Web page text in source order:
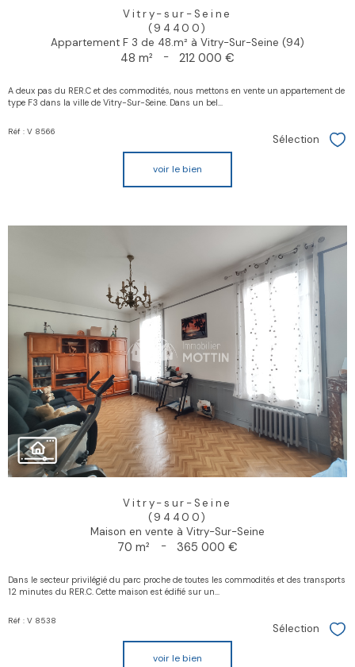
Vitry-sur-Seine
(94400)
Appartement F 3 de 48.m² à Vitry-Sur-Seine (94)
48 m² - 212 000 €
A deux pas du RER.C et des commodités, nous mettons en vente un appartement de
type F3 dans la ville de Vitry-Sur-Seine. Dans un bel...
Réf : V 8566
Sélection
voir le bien
Vitry-sur-Seine
(94400)
Maison en vente à Vitry-Sur-Seine
70 m² - 365 000 €
Dans le secteur privilégié du parc proche de toutes les commodités et des transports
12 minutes du RER.C. Cette maison est édifié sur un...
Réf : V 8538
Sélection
voir le bien